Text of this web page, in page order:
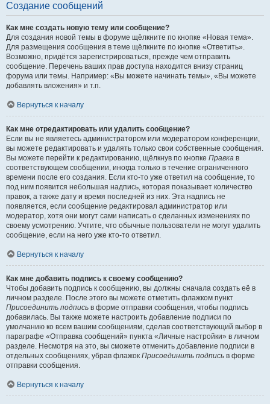
Создание сообщений
Как мне создать новую тему или сообщение?
Для создания новой темы в форуме щёлкните по кнопке «Новая тема».
Для размещения сообщения в теме щёлкните по кнопке «Ответить».
Возможно, придётся зарегистрироваться, прежде чем отправить
сообщение. Перечень ваших прав доступа находится внизу страниц
форума или темы. Например: «Вы можете начинать темы», «Вы можете
добавлять вложения» и т.п.
Вернуться к началу
Как мне отредактировать или удалить сообщение?
Если вы не являетесь администратором или модератором конференции,
вы можете редактировать и удалять только свои собственные сообщения.
Вы можете перейти к редактированию, щёлкнув по кнопке Правка в
соответствующем сообщении, иногда только в течение ограниченного
времени после его создания. Если кто-то уже ответил на сообщение, то
под ним появится небольшая надпись, которая показывает количество
правок, а также дату и время последней из них. Эта надпись не
появляется, если сообщение редактировал администратор или
модератор, хотя они могут сами написать о сделанных изменениях по
своему усмотрению. Учтите, что обычные пользователи не могут удалить
сообщение, если на него уже кто-то ответил.
Вернуться к началу
Как мне добавить подпись к своему сообщению?
Чтобы добавить подпись к сообщению, вы должны сначала создать её в
личном разделе. После этого вы можете отметить флажком пункт
Присоединить подпись в форме отправки сообщения, чтобы подпись
добавилась. Вы также можете настроить добавление подписи по
умолчанию ко всем вашим сообщениям, сделав соответствующий выбор в
параграфе «Отправка сообщений» пункта «Личные настройки» в личном
разделе. Несмотря на это, вы сможете отменить добавление подписи в
отдельных сообщениях, убрав флажок Присоединить подпись в форме
отправки сообщения.
Вернуться к началу